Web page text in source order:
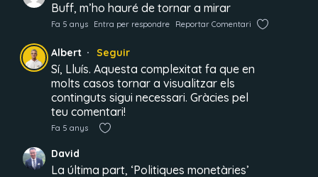
Buff, m’ho hauré de tornar a mirar
Fa 5 anys Entra per respondre Reportar Comentari
Albert Seguir
Sí, Lluís. Aquesta complexitat fa que en
molts casos tornar a visualitzar els
continguts sigui necessari. Gràcies pel
teu comentari!
Fa 5 anys
David
La última part, ‘Politiques monetàries’